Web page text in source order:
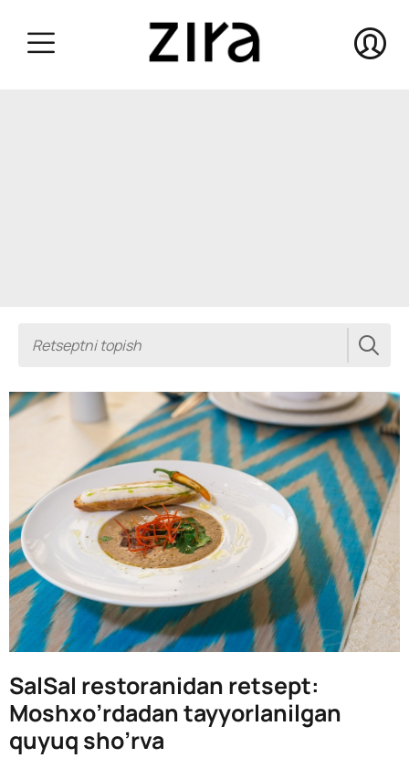
SalSal restoranidan retsept:
Moshxo’rdadan tayyorlanilgan
quyuq sho’rva